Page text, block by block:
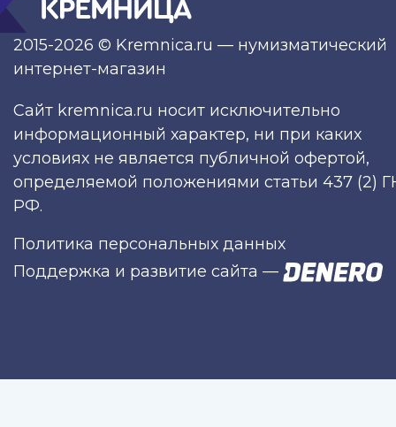
2015-2026 © Kremnica.ru — нумизматический
интернет-магазин
Сайт kremnica.ru носит исключительно
информационный характер, ни при каких
условиях не является публичной офертой,
определяемой положениями статьи 437 (2)
РФ.
Политика персональных данных
Поддержка и развитие сайта —